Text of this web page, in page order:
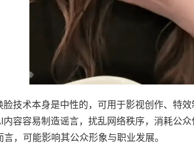
技术本身是中性的，可用于影视创作、特
容容易制造谣言，扰乱网络秩序，消耗公
，可能影响其公众形象与职业发展。